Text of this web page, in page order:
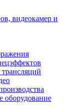
видеокамер и
оборудование